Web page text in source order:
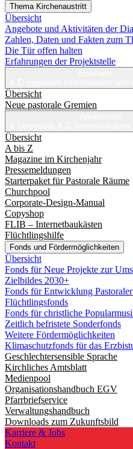
Thema Kirchenaustritt
Übersicht
Angebote und Aktivitäten der
Zahlen, Daten und Fakten zum
Die Tür offen halten
Erfahrungen der Projektstelle
Übersicht
Neue pastorale Gremien
Übersicht
A bis Z
Magazine im Kirchenjahr
Pressemeldungen
Starterpaket für Pastorale Räume
Churchpool
Corporate-Design-Manual
Copyshop
FLIB – Internetbaukästen
Flüchtlingshilfe
Fonds und Fördermöglichkeiten
Übersicht
Fonds für Neue Projekte zur
Zielbildes 2030+
Fonds für Entwicklung
Flüchtlingsfonds
Fonds für christliche
Zeitlich befristete Sonderfonds
Weitere Fördermöglichkeiten
Klimaschutzfonds für das
Geschlechtersensible Sprache
Kirchliches Amtsblatt
Medienpool
Organisationshandbuch EGV
Pfarrbriefservice
Verwaltungshandbuch
Downloads zum Zukunftsbild
Karriere & Jobs
Kontakt